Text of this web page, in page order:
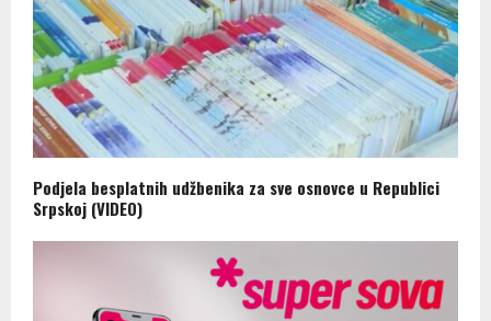
Podjela besplatnih udžbenika za sve osnovce u Republici
Srpskoj (VIDEO)